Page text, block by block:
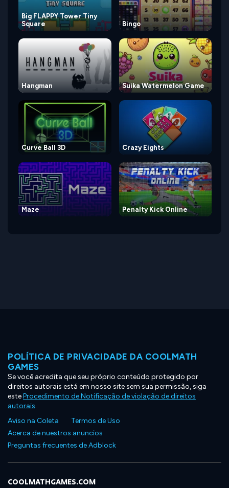
Big FLAPPY Tower Tiny
Square
Bingo
Hangman Suika Watermelon Game
Curve Ball 3D Crazy Eights
Maze Penalty Kick Online
POLÍTICA DE PRIVACIDADE DA COOLMATH
GAMES
Se você acredita que seu próprio conteúdo protegido por
direitos autorais está em nosso site sem sua permissão, siga
esteProcedimento de Notificação de violação de direitos
autorais.
Aviso na Coleta
Termos de Uso
Acerca de nuestros anuncios
Preguntas frecuentes de Adblock
COOLMATHGAMES.COM